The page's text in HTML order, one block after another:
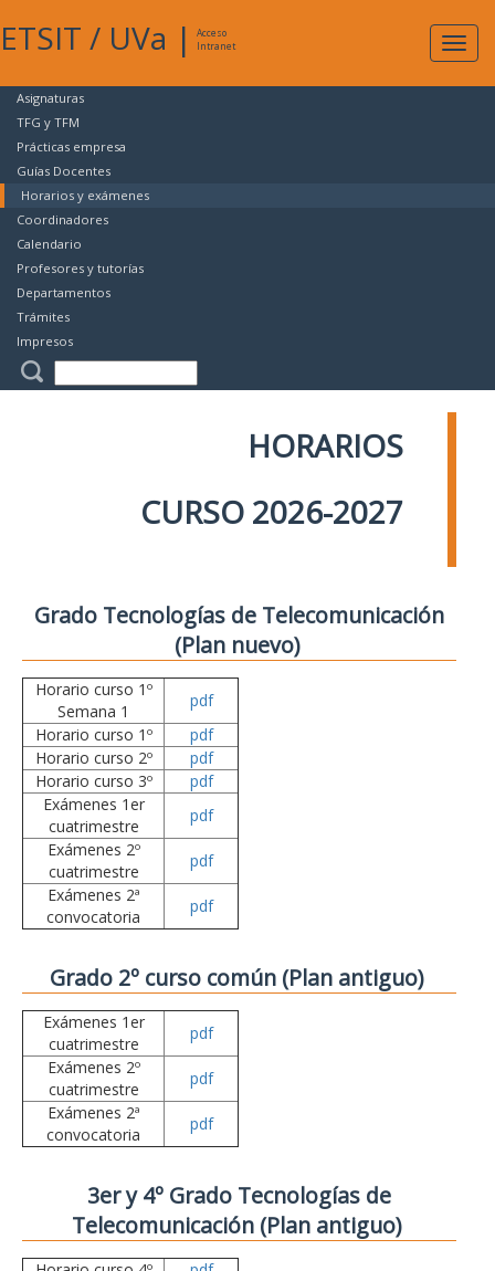
ETSIT / UVa |
Acceso
Intranet
Asignaturas
TFG y TFM
Prácticas empresa
Guías Docentes
Horarios y exámenes
Coordinadores
Calendario
Profesores y tutorías
Departamentos
Trámites
Impresos
HORARIOS
CURSO 2026-2027
Grado Tecnologías de Telecomunicación
(Plan nuevo)
Horario curso 1º
Semana 1
pdf
Horario curso 1º
pdf
Horario curso 2º
pdf
Horario curso 3º
pdf
Exámenes 1er
cuatrimestre
pdf
Exámenes 2º
cuatrimestre
pdf
Exámenes 2ª
convocatoria
pdf
Grado 2º curso común (Plan antiguo)
Exámenes 1er
cuatrimestre
pdf
Exámenes 2º
cuatrimestre
pdf
Exámenes 2ª
convocatoria
pdf
3er y 4º Grado Tecnologías de
Telecomunicación (Plan antiguo)